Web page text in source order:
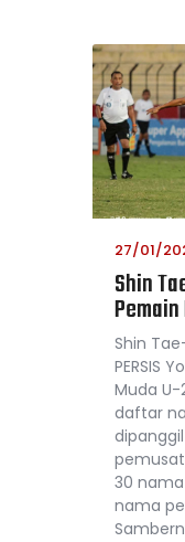
27/01/
Shin
Pemain
Shin
PERSIS
Muda
daftar
30
nama